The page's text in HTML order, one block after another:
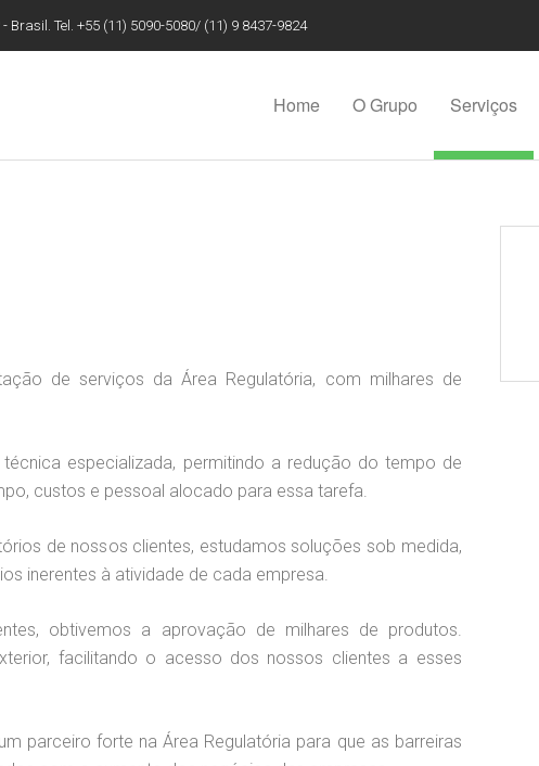
Brasil. Tel. +55 (11) 5090-5080/ (11) 9 8437-9824
Home O Grupo Serviços
de serviços da Área Regulatória, com milhares de
especializada, permitindo a redução do tempo de
custos e pessoal alocado para essa tarefa.
de nossos clientes, estudamos soluções sob medida,
inerentes à atividade de cada empresa.
obtivemos a aprovação de milhares de produtos.
facilitando o acesso dos nossos clientes a esses
parceiro forte na Área Regulatória para que as barreiras